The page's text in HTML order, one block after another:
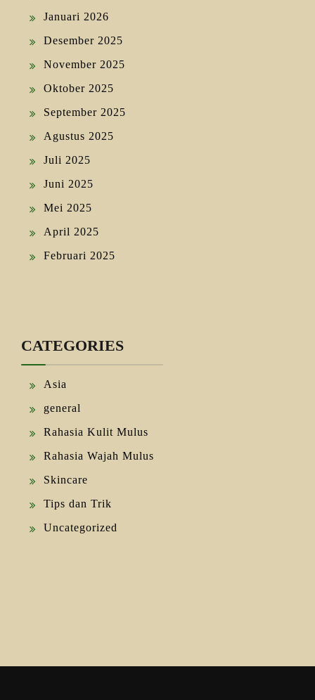
Januari 2026
Desember 2025
November 2025
Oktober 2025
September 2025
Agustus 2025
Juli 2025
Juni 2025
Mei 2025
April 2025
Februari 2025
CATEGORIES
Asia
general
Rahasia Kulit Mulus
Rahasia Wajah Mulus
Skincare
Tips dan Trik
Uncategorized